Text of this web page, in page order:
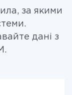
за якими
дані з